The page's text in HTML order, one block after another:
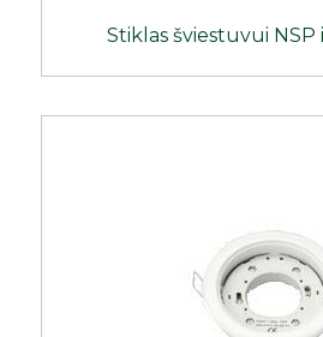
Stiklas šviestuvui NSP